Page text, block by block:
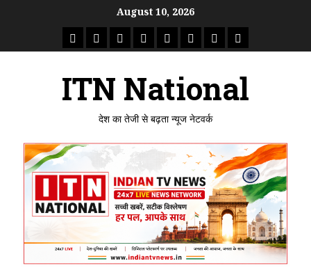
August 10, 2026
राष्ट्रीयताजा
उत्तर
मध्य
राजस्थान
पंजाब गुजरातमहाराष्ट्र
ITN National
देश का तेजी से बढ़ता न्यूज नेटवर्क